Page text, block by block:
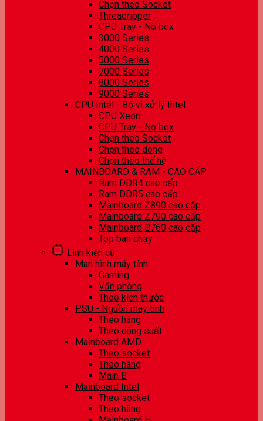
Chọn theo Socket
Threadripper
CPU Tray - No box
3000 Series
4000 Series
5000 Series
7000 Series
8000 Series
9000 Series
CPU Intel - Bộ vi xử lý Intel
CPU Xeon
CPU Tray - No box
Chọn theo Socket
Chọn theo dòng
Chọn theo thế hệ
MAINBOARD & RAM - CAO CẤP
Ram DDR4 cao cấp
Ram DDR5 cao cấp
Mainboard Z890 cao cấp
Mainboard Z790 cao cấp
Mainboard B760 cao cấp
Top bán chạy
Linh kiện cũ
Màn hình máy tính
Gaming
Văn phòng
Theo kích thước
PSU - Nguồn máy tính
Theo hãng
Theo công suất
Mainboard AMD
Theo socket
Theo hãng
Main B
Mainboard Intel
Theo socket
Theo hãng